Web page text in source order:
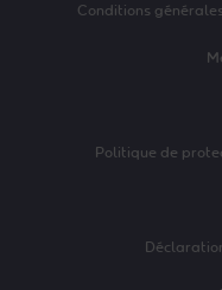
Conditions
Politique de